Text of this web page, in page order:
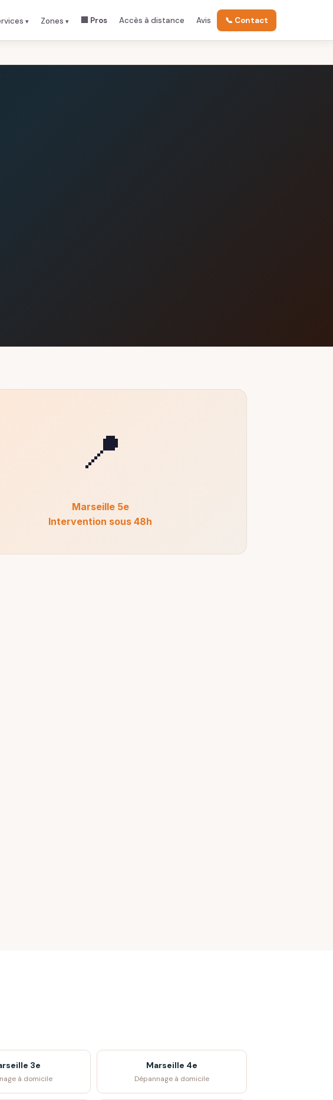
Zones 🏢 Pros Accès à distance Avis 📞 Contact
📍
Marseille 5e
Intervention sous 48h
3e
à domicile
Marseille 4e
Dépannage à domicile